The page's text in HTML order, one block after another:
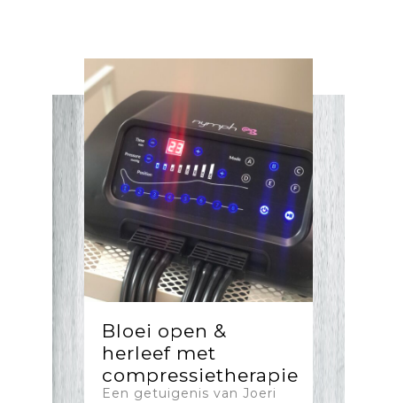
Bloei open &
herleef met
compressietherapie
Een getuigenis van Joeri